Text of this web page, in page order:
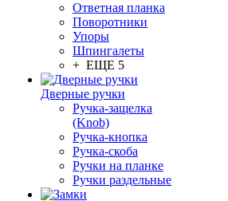
Ответная планка
Поворотники
Упоры
Шпингалеты
+ ЕЩЕ 5
Дверные ручки
Ручка-защелка
(Knob)
Ручка-кнопка
Ручка-скоба
Ручки на планке
Ручки раздельные